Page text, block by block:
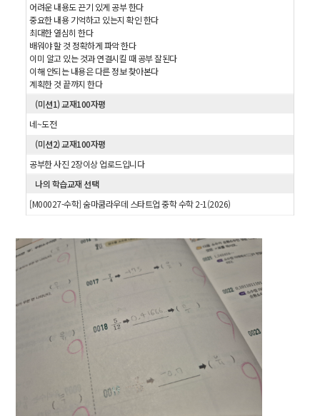
어려운 내용도 끈기 있게 공부 한다
중요한 내용 기억하고 있는지 확인 한다
최대한 열심히 한다
배워야 할 것 정확하게 파악 한다
이미 알고 있는 것과 연결시킬 때 공부 잘된다
이해 안되는 내용은 다른 정보 찾아본다
계획한 것 끝까지 한다
(미션1) 교재100자평
네~도전
(미션2) 교재100자평
공부한 사진 2장이상 업로드입니다
나의 학습교재 선택
[M00027-수학] 숨마쿰라우데 스타트업 중학 수학 2-1(2026)